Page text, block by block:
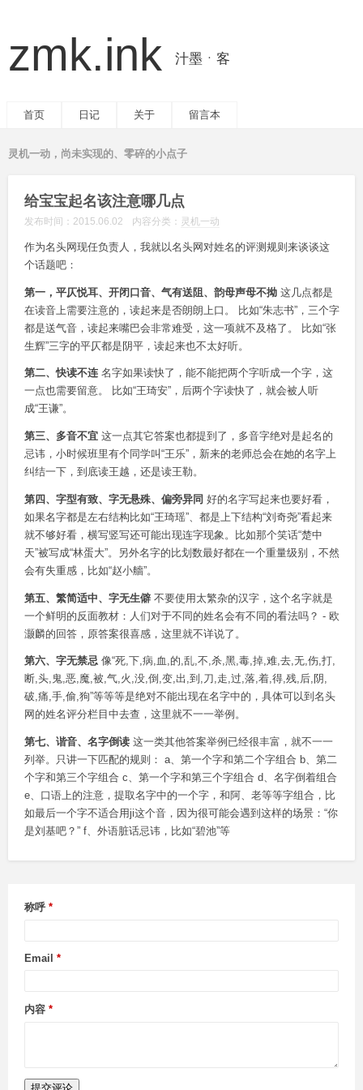
zmk.ink 汁墨ㆍ客
首页 日记 关于 留言本
灵机一动，尚未实现的、零碎的小点子
给宝宝起名该注意哪几点
发布时间： 2015.06.02 内容分类： 灵机一动
作为名头网现任负责人，我就以名头网对姓名的评测规则来谈谈这
个话题吧：
第一，平仄悦耳、开闭口音、气有送阻、韵母声母不拗这几点都是
在读音上需要注意的，读起来是否朗朗上口。 比如“朱志书”，三个字
都是送气音，读起来嘴巴会非常难受，这一项就不及格了。 比如“张
生辉”三字的平仄都是阴平，读起来也不太好听。
第二、快读不连名字如果读快了，能不能把两个字听成一个字，这
一点也需要留意。 比如“王琦安”，后两个字读快了，就会被人听
成“王谦”。
第三、多音不宜这一点其它答案也都提到了，多音字绝对是起名的
忌讳，小时候班里有个同学叫“王乐”，新来的老师总会在她的名字上
纠结一下，到底读王越，还是读王勒。
第四、字型有致、字无悬殊、偏旁异同 好的名字写起来也要好看，
如果名字都是左右结构比如“王琦瑶”、都是上下结构“刘奇尧”看起来
就不够好看，横写竖写还可能出现连字现象。比如那个笑话“楚中
天”被写成“林蛋大”。另外名字的比划数最好都在一个重量级别，不然
会有失重感，比如“赵小艢”。
第五、繁简适中、字无生僻不要使用太繁杂的汉字，这个名字就是
一个鲜明的反面教材：人们对于不同的姓名会有不同的看法吗？ - 欧
灏麟的回答，原答案很喜感，这里就不详说了。
第六、字无禁忌像“死,下,病,血,的,乱,不,杀,黑,毒,掉,难,去,无,伤,打,
断,头,鬼,恶,魔,被,气,火,没,倒,变,出,到,刀,走,过,落,着,得,残,后,阴,
破,痛,手,偷,狗”等等等是绝对不能出现在名字中的，具体可以到名头
网的姓名评分栏目中去查，这里就不一一举例。
第七、谐音、名字倒读这一类其他答案举例已经很丰富，就不一一
列举。只讲一下匹配的规则： a、第一个字和第二个字组合 b、第二
个字和第三个字组合 c、第一个字和第三个字组合 d、名字倒着组合
e、口语上的注意，提取名字中的一个字，和阿、老等等字组合，比
如最后一个字不适合用ji这个音，因为很可能会遇到这样的场景：“你
是刘基吧？” f、外语脏话忌讳，比如“碧池”等
称呼
Email
内容